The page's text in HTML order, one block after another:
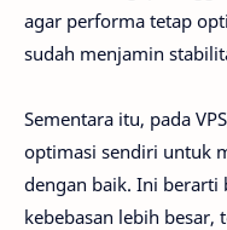
agar performa tetap
sudah menjamin
Sementara itu, pada
optimasi sendiri untuk
dengan baik. Ini berarti
kebebasan lebih